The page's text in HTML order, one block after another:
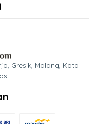
Gresik, Malang, Kota